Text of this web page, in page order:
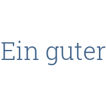
guter